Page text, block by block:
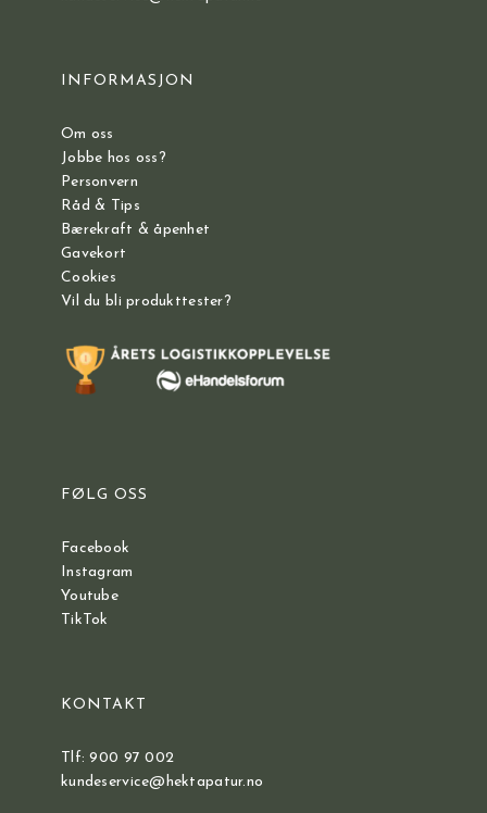
INFORMASJON
Om oss
Jobbe hos oss?
Personvern
Råd & Tips
Bærekraft & åpenhet
Gavekort
Cookies
Vil du bli produkttester?
FØLG OSS
Facebook
Instagram
Youtube
TikTok
KONTAKT
Tlf: 900 97 002
kundeservice@hektapatur.no